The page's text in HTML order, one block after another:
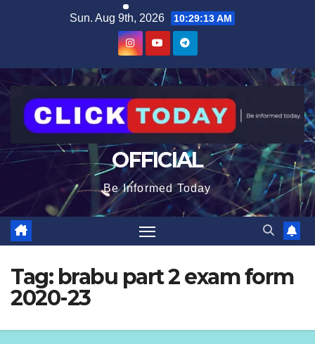
Sun. Aug 9th, 2026 10:29:13 AM
OFFICIAL
Be Informed Today
Tag: brabu part 2 exam form
2020-23